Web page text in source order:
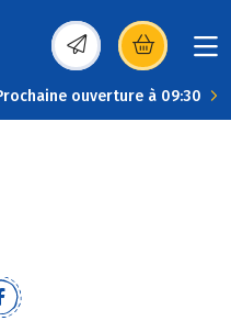
(s’ouvre dans une
ouverture à 09:30